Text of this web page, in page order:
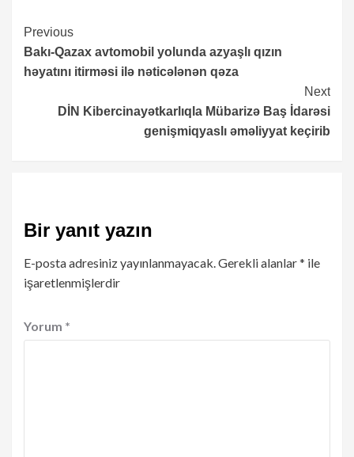
Continue
Reading
Previous
Bakı-Qazax avtomobil yolunda azyaşlı qızın
həyatını itirməsi ilə nəticələnən qəza
Next
DİN Kibercinayətkarlıqla Mübarizə Baş İdarəsi
genişmiqyaslı əməliyyat keçirib
Bir yanıt yazın
E-posta adresiniz yayınlanmayacak.Gerekli alanlar* ile
işaretlenmişlerdir
Yorum *